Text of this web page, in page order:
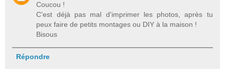
Coucou !
C'est déjà pas mal d'imprimer les photos, après tu
peux faire de petits montages ou DIY à la maison !
Bisous
Répondre